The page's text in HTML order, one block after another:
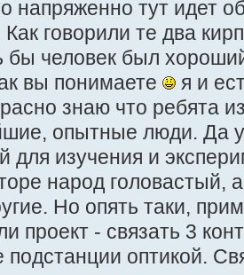
напряженно тут идет
говорили те два
человек был
вы понимаете
я и
знаю что ребята
опытные люди. Да
для изучения и
народ головастый,
Но опять таки,
проект - связать 3
оптикой.